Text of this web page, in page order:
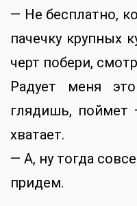
— Не бесплатно,
пачечку крупных
черт побери,
Радует меня
глядишь,
хватает.
— А, ну тогда
придем.